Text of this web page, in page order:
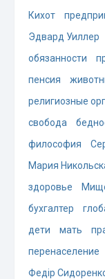
Кихот
Эдвард Уиллер
обязанности
пенсия
религиозные
свобода
философия
Мария
здоровье
бухгалтер
дети
мать
перенаселение
Федір